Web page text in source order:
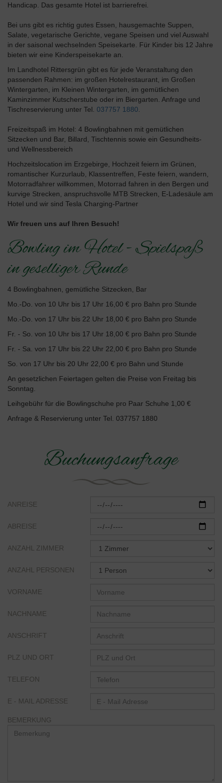
Handicap. Das gesamte Hotel ist barrierefrei.
Bei uns gibt es richtig gutes Essen, hausgemachte Suppen,
Salate, vegetarische Gerichte, vegane Speisen und viel Auswahl
in der saisonal wechselnden Speisekarte. Für Kinder bis 12 Jahre
bieten wir eine Kinderspeisekarte an.
Im Landhotel Rittersgrün gibt es für jede Veranstaltung den
passenden Rahmen: im großen Hotelrestaurant, im Großen
Wintergarten, im Kleinen Wintergarten, im gemütlichen
Kaminzimmer Kutscherstube oder im Biergarten. Anfrage und
Tischreservierung unter Tel. 037757 1880
Freizeitspaß im Hotel: 4 Bowlingbahnen mit gemütlichen
Sitzecken und Bar, Billard, Tischtennis sowie ein Gesundheits-
und Wellnessbereich
Hochzeitslocation im Erzgebirge, Hochzeit feiern im Grünen,
romantischer Kurzurlaub, Klassentreffen, Feste feiern, wandern,
Motorradfahrer willkommen, Motorrad fahren in den Bergen und
kurvige Strecken, anspruchsvolle MTB Strecken, E-Ladesäule am
Hotel und wir sind Tesla Charging-Partner
Wir freuen uns auf Ihren Besuch!
Bowling im Hotel - Spielspaß
in geselliger Runde
4 Bowlingbahnen, gemütliche Sitzecken, Bar
Mo.-Do. von 10 Uhr bis 17 Uhr 16,00 € pro Bahn pro Stunde
Mo.-Do. von 17 Uhr bis 22 Uhr 18,00 € pro Bahn pro Stunde
Fr. - So. von 10 Uhr bis 17 Uhr 18,00 € pro Bahn pro Stunde
Fr. - Sa. von 17 Uhr bis 22 Uhr 22,00 € pro Bahn pro Stunde
So. von 17 Uhr bis 20 Uhr 22,00 € pro Bahn und Stunde
An gesetzlichen Feiertagen gelten die Preise von Freitag bis
Sonntag.
Leihgebühr für die Bowlingschuhe pro Paar Schuhe 1,00 €
Anfrage & Reservierung unter Tel. 037757 1880
Buchungsanfrage
ANREISE
ABREISE
ANZAHL ZIMMER
ANZAHL PERSONEN
VORNAME
NACHNAME
ANSCHRIFT
PLZ UND ORT
TELEFON
E - MAIL ADRESSE
BEMERKUNG